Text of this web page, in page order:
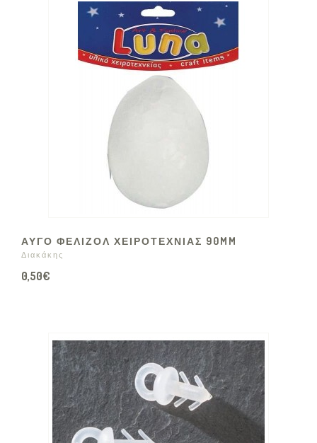
ΑΥΓΟ ΦΕΛΙΖΟΛ ΧΕΙΡΟΤΕΧΝΙΑΣ 90MM
Διακάκης
0,50€